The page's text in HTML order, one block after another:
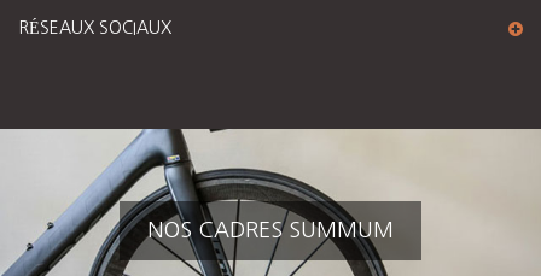
RÉSEAUX SOCIAUX
NOS CADRES SUMMUM